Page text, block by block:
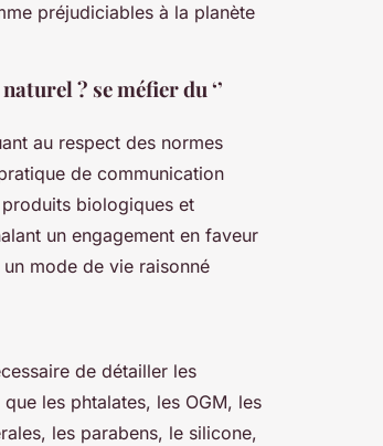
préjudiciables à la planète
? se méfier du ‘’
au respect des normes
de communication
biologiques et
un engagement en faveur
mode de vie raisonné
de détailler les
les phtalates, les OGM, les
les parabens, le silicone,